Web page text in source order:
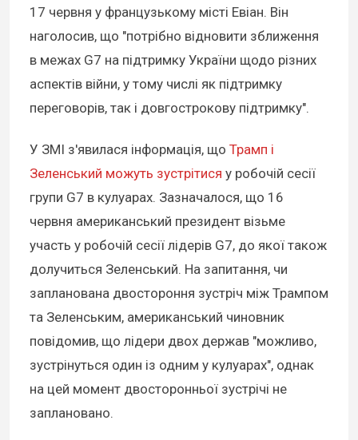
17 червня у французькому місті Евіан. Він
наголосив, що "потрібно відновити зближення
в межах G7 на підтримку України щодо різних
аспектів війни, у тому числі як підтримку
переговорів, так і довгострокову підтримку".
У ЗМІ з'явилася інформація, що Трамп і
Зеленський можуть зустрітися у робочій сесії
групи G7 в кулуарах. Зазначалося, що 16
червня американський президент візьме
участь у робочій сесії лідерів G7, до якої також
долучиться Зеленський. На запитання, чи
запланована двостороння зустріч між Трампом
та Зеленським, американський чиновник
повідомив, що лідери двох держав "можливо,
зустрінуться один із одним у кулуарах", однак
на цей момент двосторонньої зустрічі не
заплановано.